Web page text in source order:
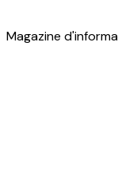
Magazine